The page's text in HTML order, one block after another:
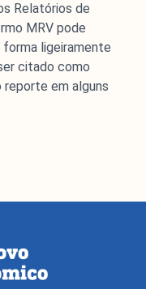
Relatórios de
MRV pode
ligeiramente
citado como
reporte em alguns